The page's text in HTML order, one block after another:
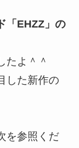
「EHZZ」の
たよ＾＾
した新作の
を参照くだ